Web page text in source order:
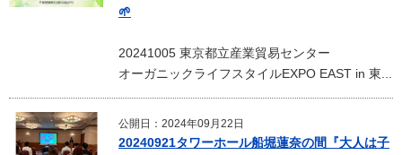
🌱
20241005 東京都立産業貿易センター
オーガニックライフスタイルEXPO EAST in 東...
公開日：2024年09月22日
20240921タワーホール船堀蓮奈の間『大人は子